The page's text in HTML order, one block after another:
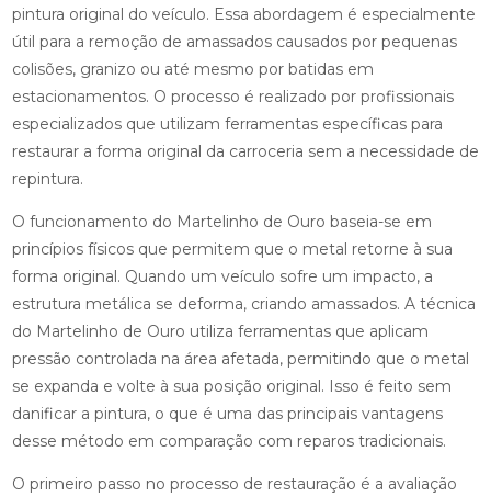
pintura original do veículo. Essa abordagem é especialmente
útil para a remoção de amassados causados por pequenas
colisões, granizo ou até mesmo por batidas em
estacionamentos. O processo é realizado por profissionais
especializados que utilizam ferramentas específicas para
restaurar a forma original da carroceria sem a necessidade de
repintura.
O funcionamento do Martelinho de Ouro baseia-se em
princípios físicos que permitem que o metal retorne à sua
forma original. Quando um veículo sofre um impacto, a
estrutura metálica se deforma, criando amassados. A técnica
do Martelinho de Ouro utiliza ferramentas que aplicam
pressão controlada na área afetada, permitindo que o metal
se expanda e volte à sua posição original. Isso é feito sem
danificar a pintura, o que é uma das principais vantagens
desse método em comparação com reparos tradicionais.
O primeiro passo no processo de restauração é a avaliação